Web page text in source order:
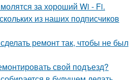
за хороший Wi - Fi.
из наших подписчиков
ремонт так, чтобы не был
свой подъезд?